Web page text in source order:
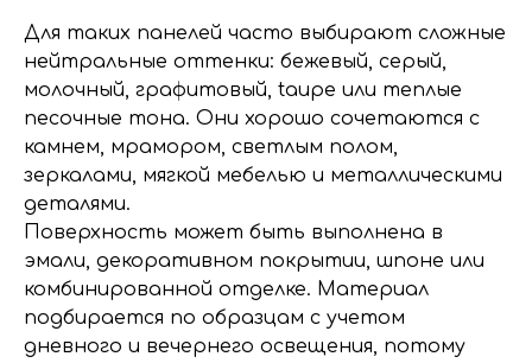
Для таких панелей часто выбирают сложные
нейтральные оттенки: бежевый, серый,
молочный, графитовый, taupe или теплые
песочные тона. Они хорошо сочетаются с
камнем, мрамором, светлым полом,
зеркалами, мягкой мебелью и металлическими
деталями.
Поверхность может быть выполнена в
эмали, декоративном покрытии, шпоне или
комбинированной отделке. Материал
подбирается по образцам с учетом
дневного и вечернего освещения, потому